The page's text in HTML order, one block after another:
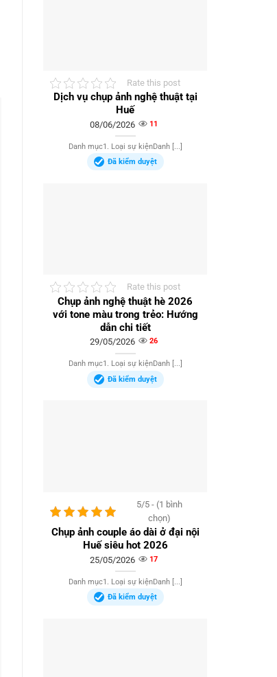
Rate this post
Dịch vụ chụp ảnh nghệ thuật tại
Huế
08/06/2026 11
Danh mục1. Loại sự kiệnDanh [...]
Đã kiểm duyệt
Rate this post
Chụp ảnh nghệ thuật hè 2026
với tone màu trong trẻo: Hướng
dẫn chi tiết
29/05/2026 26
Danh mục1. Loại sự kiệnDanh [...]
Đã kiểm duyệt
5/5 - (1 bình
chọn)
Chụp ảnh couple áo dài ở đại nội
Huế siêu hot 2026
25/05/2026 17
Danh mục1. Loại sự kiệnDanh [...]
Đã kiểm duyệt